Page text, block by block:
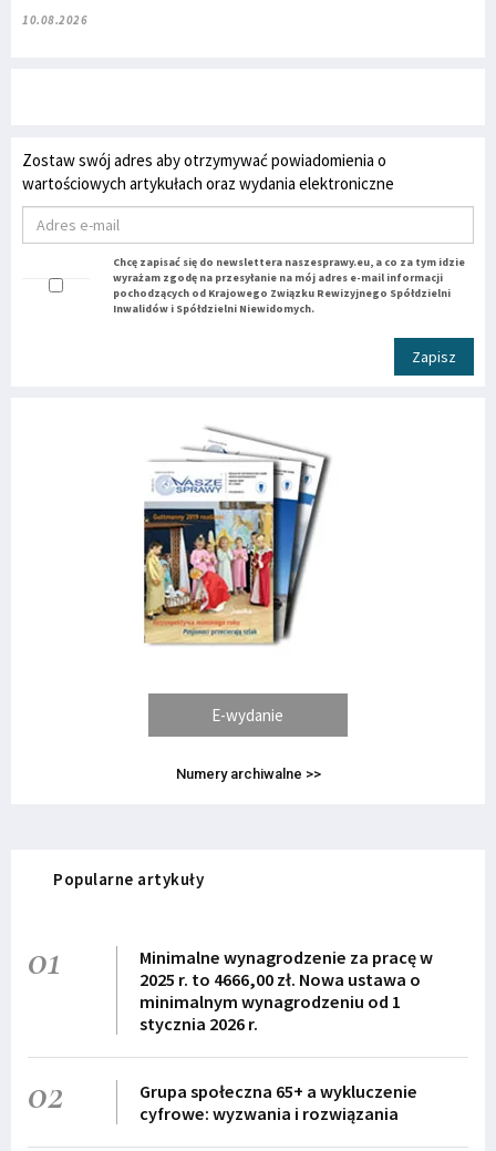
10.08.2026
Zostaw swój adres aby otrzymywać powiadomienia o
wartościowych artykułach oraz wydania elektroniczne
Chcę zapisać się do newslettera naszesprawy.eu, a co za tym idzie
wyrażam zgodę na przesyłanie na mój adres e-mail informacji
pochodzących od Krajowego Związku Rewizyjnego Spółdzielni
Inwalidów i Spółdzielni Niewidomych.
Zapisz
E-wydanie
Numery archiwalne >>
Popularne artykuły
01
Minimalne wynagrodzenie za pracę w
2025 r. to 4666,00 zł. Nowa ustawa o
minimalnym wynagrodzeniu od 1
stycznia 2026 r.
02
Grupa społeczna 65+ a wykluczenie
cyfrowe: wyzwania i rozwiązania